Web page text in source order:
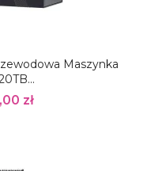
Maszynka
zł